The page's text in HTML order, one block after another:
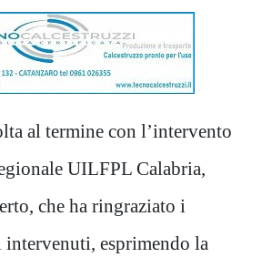
al termine con l’intervento
UILFPL Calabria,
che ha ringraziato i
esprimendo la